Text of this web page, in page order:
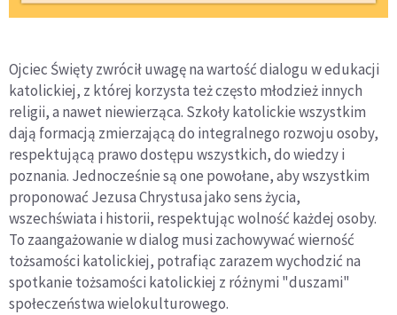
Ojciec Święty zwrócił uwagę na wartość dialogu w edukacji
katolickiej, z której korzysta też często młodzież innych
religii, a nawet niewierząca. Szkoły katolickie wszystkim
dają formacją zmierzającą do integralnego rozwoju osoby,
respektującą prawo dostępu wszystkich, do wiedzy i
poznania. Jednocześnie są one powołane, aby wszystkim
proponować Jezusa Chrystusa jako sens życia,
wszechświata i historii, respektując wolność każdej osoby.
To zaangażowanie w dialog musi zachowywać wierność
tożsamości katolickiej, potrafiąc zarazem wychodzić na
spotkanie tożsamości katolickiej z różnymi "duszami"
społeczeństwa wielokulturowego.